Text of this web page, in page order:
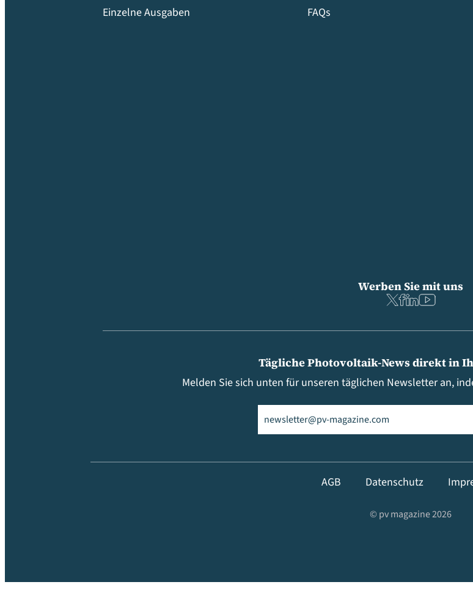
Einzelne Ausgaben
FAQs
Tägliche Photovoltaik-News direkt in
Melden Sie sich unten für unseren täglichen Newsletter an,
(erforderlich)
Werben Sie mit uns
AGB Datenschutz
© pv magazine 2026